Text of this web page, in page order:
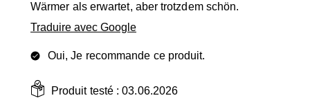
Wärmer als erwartet, aber trotzdem schön.
Traduire avec Google
Oui, Je recommande ce produit.
Produit testé :03.06.2026